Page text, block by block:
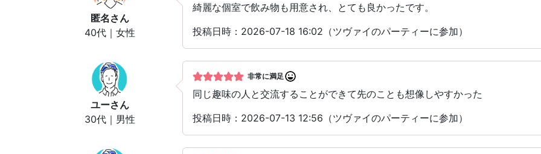
匿名 さん
40代｜女性
綺麗な個室で飲み物も用意され、とても良かったです。
投稿日時：2026-07-18 16:02（ツヴァイのパーティーに参加）
ユーさん
30代｜男性
非常に満足
同じ趣味の人と交流することができて先のことも想像しやすかった
投稿日時：2026-07-13 12:56（ツヴァイのパーティーに参加）